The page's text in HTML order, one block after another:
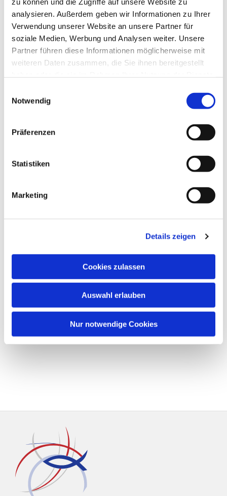
analysieren. Außerdem geben wir Informationen zu Ihrer
Verwendung unserer Website an unsere Partner für
soziale Medien, Werbung und Analysen weiter. Unsere
Partner führen diese Informationen möglicherweise mit
weiteren Daten zusammen, die Sie ihnen bereitgestellt
Notwendig
Präferenzen
Statistiken
Marketing
Details zeigen
Cookies zulassen
Auswahl erlauben
Nur notwendige Cookies